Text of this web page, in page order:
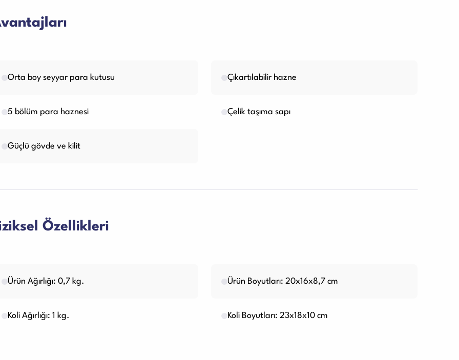
Orta boy seyyar para kutusu
5 bölüm para haznesi
Güçlü gövde ve kilit
Çıkartılabilir hazne
Çelik taşıma sapı
Özellikleri
Ürün Ağırlığı: 0,7 kg.
Koli Ağırlığı: 1 kg.
Ürün Boyutları: 20x16x8,7 cm
Koli Boyutları: 23x18x10 cm